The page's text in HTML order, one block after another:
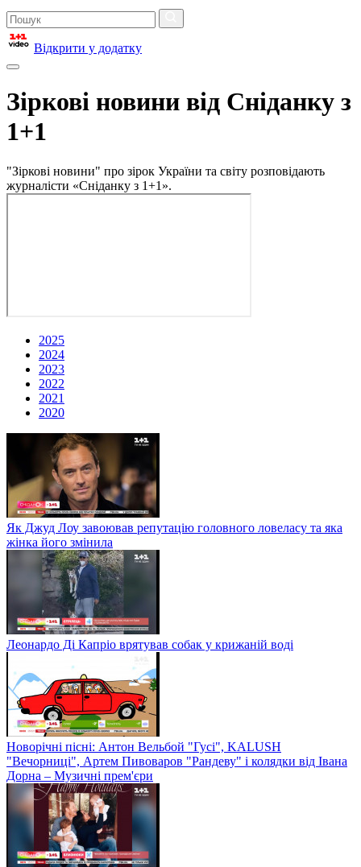
Відкрити у додатку
Зіркові новини від Сніданку з
1+1
"Зіркові новини" про зірок України та світу розповідають
журналісти «Сніданку з 1+1».
2025
2024
2023
2022
2021
2020
Як Джуд Лоу завоював репутацію головного ловеласу та яка
жінка його змінила
Леонардо Ді Капріо врятував собак у крижаній воді
Новорічні пісні: Антон Вельбой "Гусі", KALUSH
"Вечорниці", Артем Пивоваров "Рандеву" і колядки від Івана
Дорна – Музичні прем'єри